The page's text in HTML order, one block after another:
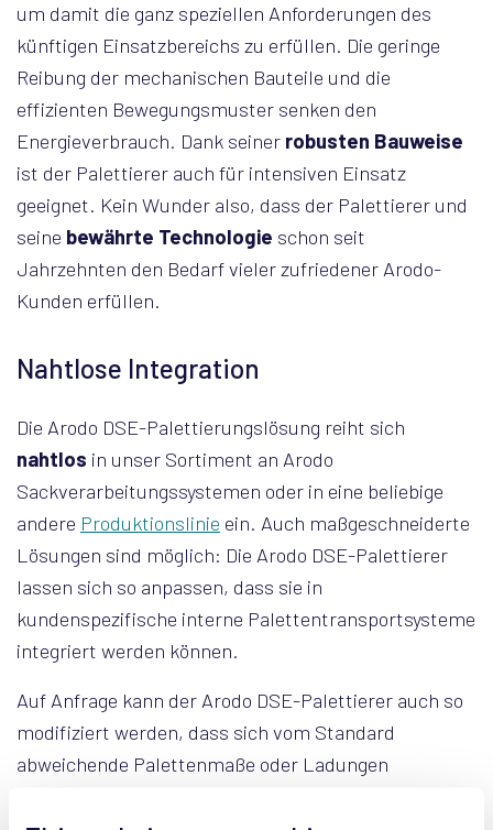
um damit die ganz speziellen Anforderungen des
künftigen Einsatzbereichs zu erfüllen. Die geringe
Reibung der mechanischen Bauteile und die
effizienten Bewegungsmuster senken den
Energieverbrauch. Dank seiner robusten Bauweise
ist der Palettierer auch für intensiven Einsatz
geeignet. Kein Wunder also, dass der Palettierer und
seine bewährte Technologie schon seit
Jahrzehnten den Bedarf vieler zufriedener Arodo-
Kunden erfüllen.
Nahtlose Integration
Die Arodo DSE-Palettierungslösung reiht sich
nahtlos in unser Sortiment an Arodo
Sackverarbeitungssystemen oder in eine beliebige
andere Produktionslinie ein. Auch maßgeschneiderte
Lösungen sind möglich: Die Arodo DSE-Palettierer
lassen sich so anpassen, dass sie in
kundenspezifische interne Palettentransportsysteme
integriert werden können.
Auf Anfrage kann der Arodo DSE-Palettierer auch so
modifiziert werden, dass sich vom Standard
abweichende Palettenmaße oder Ladungen